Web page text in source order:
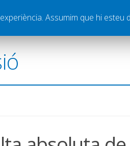
Graella Publicitat Contacte
Assumim que hi